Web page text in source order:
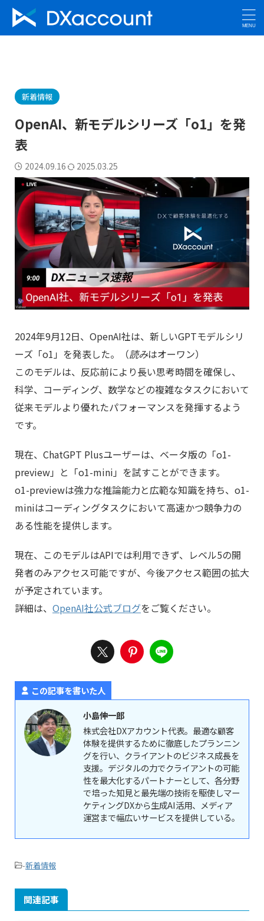
新着情報
OpenAI、新モデルシリーズ「o1」を発
表
2024.09.16 2025.03.25
2024年9月12日、OpenAI社は、新しいGPTモデルシリ
ーズ「o1」を発表した。（読みはオーワン）
このモデルは、反応前により長い思考時間を確保し、
科学、コーディング、数学などの複雑なタスクにおいて
従来モデルより優れたパフォーマンスを発揮するよう
です。
現在、ChatGPT Plusユーザーは、ベータ版の「o1-
preview」と「o1-mini」を試すことができます。
o1-previewは強力な推論能力と広範な知識を持ち、o1-
miniはコーディングタスクにおいて高速かつ競争力の
ある性能を提供します。
現在、このモデルはAPIでは利用できず、レベル5の開
発者のみアクセス可能ですが、今後アクセス範囲の拡大
が予定されています。
詳細は、 OpenAI社公式ブログをご覧ください。
この記事を書いた人
小島伸一郎
株式会社DXアカウント代表。最適な顧客
体験を提供するために徹底したプランニン
グを行い、クライアントのビジネス成長を
支援。デジタルの力でクライアントの可能
性を最大化するパートナーとして、各分野
で培った知見と最先端の技術を駆使しマー
ケティングDXから生成AI活用、メディア
運営まで幅広いサービスを提供している。
-新着情報
関連記事